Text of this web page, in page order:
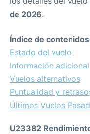
de 2026.
Índice de
Estado del vuelo
Información adicional
Vuelos alternativos
Puntualidad y
Últimos Vuelos
U23382